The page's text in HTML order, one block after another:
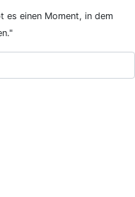
es einen Moment, in dem